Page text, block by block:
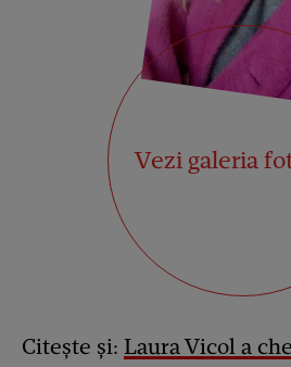
Vezi galeria
Citește și: Laura Vicol a